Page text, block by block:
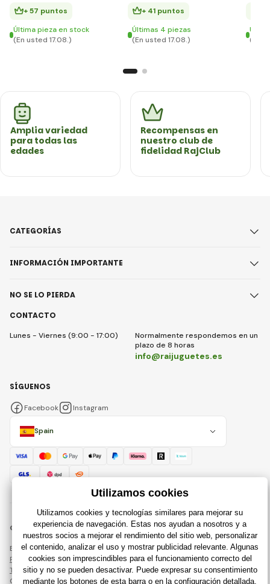
+ 57 puntos
Última pieza en stock
(En usted 17.08.)
+ 41 puntos
Últimas 4 piezas
(En usted 17.08.)
(En
Amplia variedad
para todas las
edades
Recompensas en
nuestro club de
fidelidad RajClub
CONTACTO
Lunes - Viernes (9:00 - 17:00)
Normalmente respondemos en un
plazo de 8 horas
info@raijuguetes.es
CATEGORÍAS
INFORMACIÓN IMPORTANTE
NO SE LO PIERDA
Spain
SÍGUENOS
Facebook Instagram
© 2018 - 2026 Raijuguetes.es, Todos los derechos reservados
Esta página está protegida por reCAPTCHA y se aplican
Política de privacidadcompañías de Google y su
Términos y condiciones
Creación de tiendas en línea eficientes desdeRIESENIA